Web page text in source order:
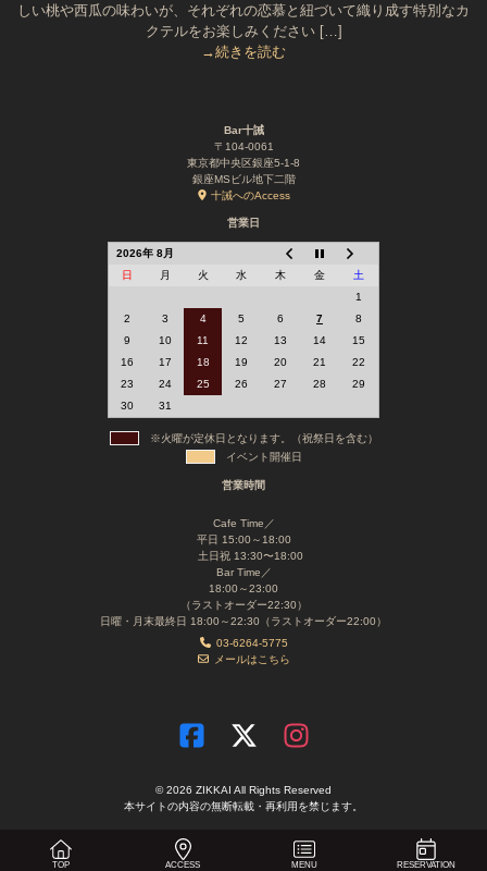
しい桃や西瓜の味わいが、それぞれの恋慕と紐づいて織り成す特別なカ
クテルをお楽しみください […]
→続きを読む
Bar十誡
〒104-0061
東京都中央区銀座5-1-8
銀座MSビル地下二階
十誡へのAccess
営業日
2026年 8月
日
月 火 水 木 金
土
1
2
3 4 5 6 7
8
9
10 11 12 13 14
15
16
17 18 19 20 21
22
23
24 25 26 27 28
29
30
31
※火曜が定休日となります。（祝祭日を含む）
イベント開催日
営業時間
Cafe Time／
平日 15:00～18:00
土日祝 13:30〜18:00
Bar Time／
18:00～23:00
（ラストオーダー22:30）
日曜・月末最終日 18:00～22:30（ラストオーダー22:00）
03-6264-5775
メールはこちら
© 2026 ZIKKAI All Rights Reserved
本サイトの内容の無断転載・再利用を禁じます。
TOP ACCESS MENU RESERVATION